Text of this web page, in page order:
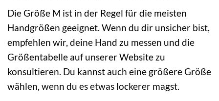
Die Größe M ist in der Regel für die meisten
Handgrößen geeignet. Wenn du dir unsicher bist,
empfehlen wir, deine Hand zu messen und die
Größentabelle auf unserer Website zu
konsultieren. Du kannst auch eine größere Größe
wählen, wenn du es etwas lockerer magst.